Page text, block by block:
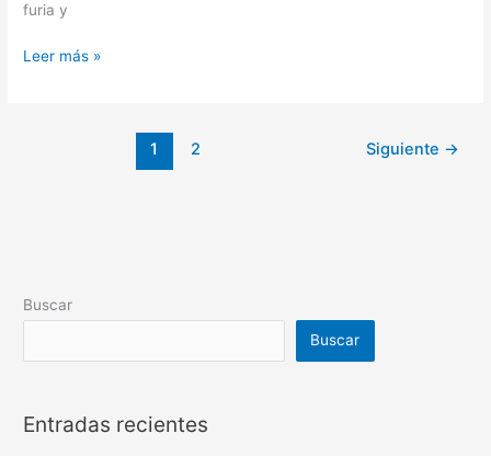
furia y
Leer más »
1 2 Siguiente →
Buscar
Buscar
Entradas recientes